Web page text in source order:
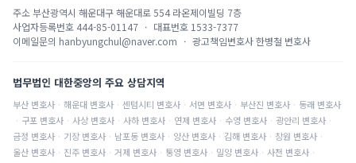
주소부산광역시 해운대구 해운대로 554 라온제이빌딩 7층
사업자등록번호 444-85-01147 · 대표번호 1533-7377
이메일문의 hanbyungchul@naver.com · 광고책임변호사한병철 변호사
법무법인 대한중앙의 주요 상담지역
부산 변호사 · 해운대 변호사 · 센텀시티 변호사 · 서면 변호사 · 부산진 변호사 · 동래 변호사
· 구포 변호사 · 사상 변호사 · 사하 변호사 · 연제 변호사 · 수영 변호사 · 광안리 변호사 ·
금정 변호사 · 기장 변호사 · 남포동 변호사 · 양산 변호사 · 김해 변호사 · 창원 변호사 ·
울산 변호사 · 진주 변호사 · 거제 변호사 · 통영 변호사 · 밀양 변호사 · 사천 변호사 ·